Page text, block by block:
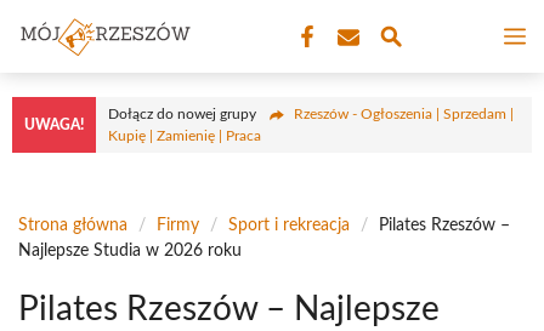
treści
UWAGA!
Dołącz do nowej grupy
Rzeszów - Ogłoszenia | Sprzedam |
Kupię | Zamienię | Praca
Strona główna / Firmy / Sport i rekreacja /
Pilates Rzeszów –
Najlepsze Studia w 2026 roku
Pilates Rzeszów – Najlepsze